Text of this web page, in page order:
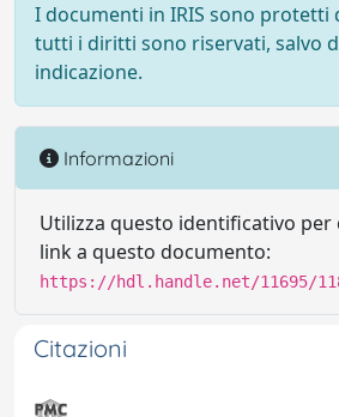
I documenti in IRIS sono protetti
tutti i diritti sono riservati, salvo
indicazione.
Informazioni
Utilizza questo identificativo per
link a questo documento:
https://hdl.handle.net/11695/
Citazioni